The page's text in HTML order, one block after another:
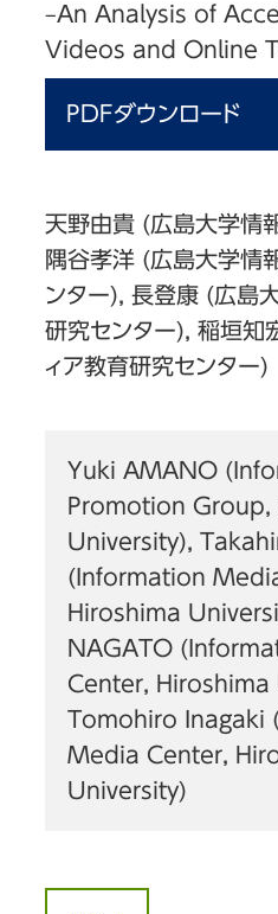
–An Analysis of
Videos and Online
PDFダウンロード
天野由貴 (広島大学情
隅谷孝洋 (広島大学情
ンター), 長登康 (広島
研究センター), 稲垣知
ィア教育研究センター)
Yuki AMANO
Promotion Group,
University),
(Information
Hiroshima
NAGATO
Center, Hiroshima
Tomohiro Inagaki
Media Center,
University)